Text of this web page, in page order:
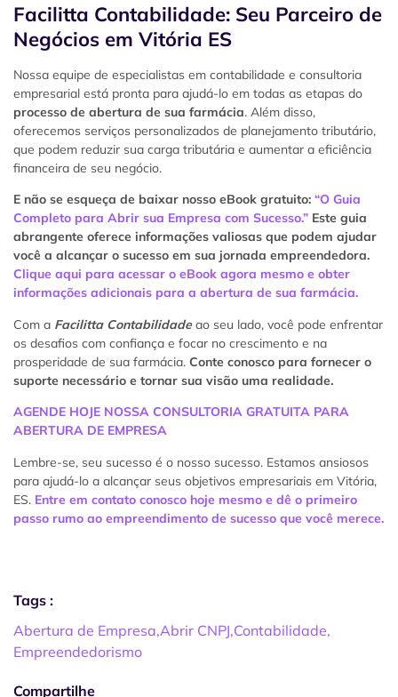
Facilitta Contabilidade: Seu Parceiro de
Negócios em Vitória ES
Nossa equipe de especialistas em contabilidade e consultoria
empresarial está pronta para ajudá-lo em todas as etapas do
processo de abertura de sua farmácia. Além disso,
oferecemos serviços personalizados de planejamento tributário,
que podem reduzir sua carga tributária e aumentar a eficiência
financeira de seu negócio.
E não se esqueça de baixar nosso eBook gratuito: “O Guia
Completo para Abrir sua Empresa com Sucesso.” Este guia
abrangente oferece informações valiosas que podem ajudar
você a alcançar o sucesso em sua jornada empreendedora.
Clique aqui para acessar o eBook agora mesmo e obter
informações adicionais para a abertura de sua farmácia.
Com a Facilitta Contabilidadeao seu lado, você pode enfrentar
os desafios com confiança e focar no crescimento e na
prosperidade de sua farmácia. Conte conosco para fornecer o
suporte necessário e tornar sua visão uma realidade.
AGENDE HOJE NOSSA CONSULTORIA GRATUITA PARA
ABERTURA DE EMPRESA
Lembre-se, seu sucesso é o nosso sucesso. Estamos ansiosos
para ajudá-lo a alcançar seus objetivos empresariais em Vitória,
ES. Entre em contato conosco hoje mesmo e dê o primeiro
passo rumo ao empreendimento de sucesso que você merece.
Tags :
Abertura de Empresa,Abrir CNPJ,Contabilidade,
Empreendedorismo
Compartilhe